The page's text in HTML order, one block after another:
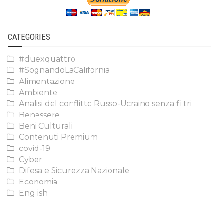
CATEGORIES
#duexquattro
#SognandoLaCalifornia
Alimentazione
Ambiente
Analisi del conflitto Russo-Ucraino senza filtri
Benessere
Beni Culturali
Contenuti Premium
covid-19
Cyber
Difesa e Sicurezza Nazionale
Economia
English